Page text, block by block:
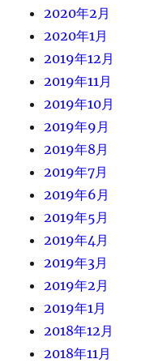
2020年2月
2020年1月
2019年12月
2019年11月
2019年10月
2019年9月
2019年8月
2019年7月
2019年6月
2019年5月
2019年4月
2019年3月
2019年2月
2019年1月
2018年12月
2018年11月